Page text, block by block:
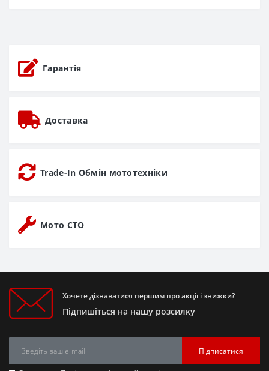
Гарантія
Доставка
Trade-In Обмін мототехніки
Мото СТО
Хочете дізнаватися першим про акції і знижки?
Підпишіться на нашу розсилку
Підписатися